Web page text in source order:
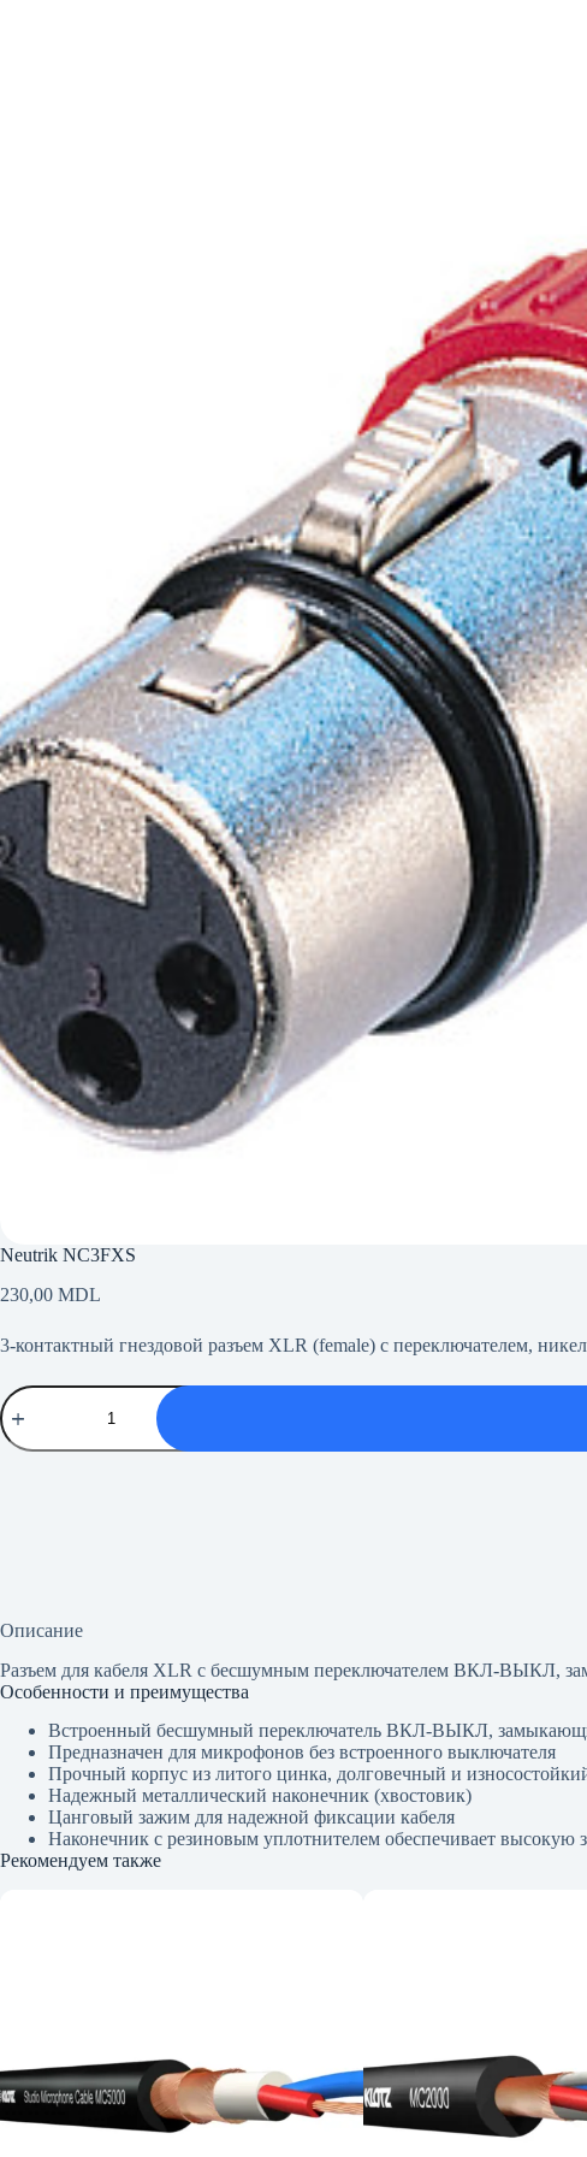
Neutrik NC3FXS
230,00 MDL
3-контактный гнездовой разъем XLR (female) с переключателем,
Количество
товара
Neutrik
NC3FXS
Описание
Разъем для кабеля XLR с бесшумным переключателем ВКЛ-ВЫКЛ,
Особенности и преимущества
Встроенный бесшумный переключатель ВКЛ-ВЫКЛ,
Предназначен для микрофонов без встроенного выключателя
Прочный корпус из литого цинка, долговечный и
Надежный металлический наконечник (хвостовик)
Цанговый зажим для надежной фиксации кабеля
Наконечник с резиновым уплотнителем обеспечивает высокую
Рекомендуем также